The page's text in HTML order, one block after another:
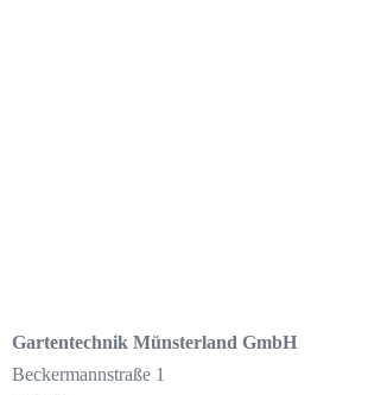
Gartentechnik Münsterland GmbH
Beckermannstraße 1